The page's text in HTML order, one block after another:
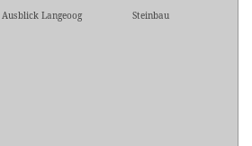
Ausblick Langeoog Steinbau